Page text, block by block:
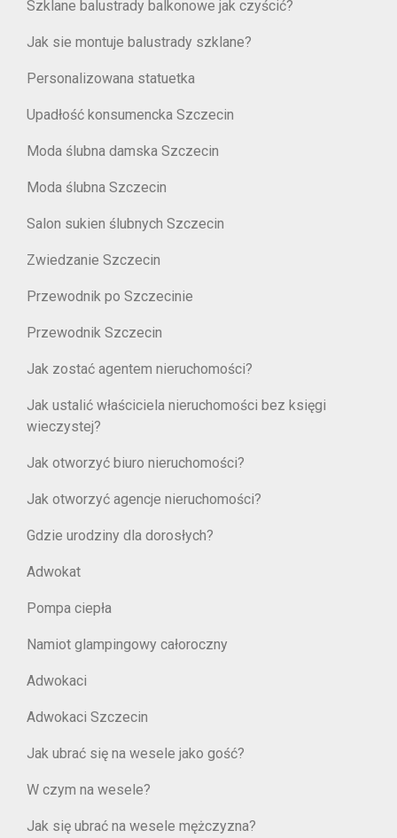
Szklane balustrady balkonowe jak czyścić?
Jak sie montuje balustrady szklane?
Personalizowana statuetka
Upadłość konsumencka Szczecin
Moda ślubna damska Szczecin
Moda ślubna Szczecin
Salon sukien ślubnych Szczecin
Zwiedzanie Szczecin
Przewodnik po Szczecinie
Przewodnik Szczecin
Jak zostać agentem nieruchomości?
Jak ustalić właściciela nieruchomości bez księgi
wieczystej?
Jak otworzyć biuro nieruchomości?
Jak otworzyć agencje nieruchomości?
Gdzie urodziny dla dorosłych?
Adwokat
Pompa ciepła
Namiot glampingowy całoroczny
Adwokaci
Adwokaci Szczecin
Jak ubrać się na wesele jako gość?
W czym na wesele?
Jak się ubrać na wesele mężczyzna?